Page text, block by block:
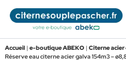
contenu
Accueil | e-boutique ABEKO | Citerne
Réserve eau citerne acier galva 154m3 –